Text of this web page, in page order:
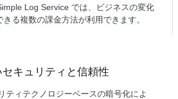
Log Service では、ビジネスの変化
る複数の課金方法が利用できます。
セキュリティと信頼性
ティテクノロジーベースの暗号化によ